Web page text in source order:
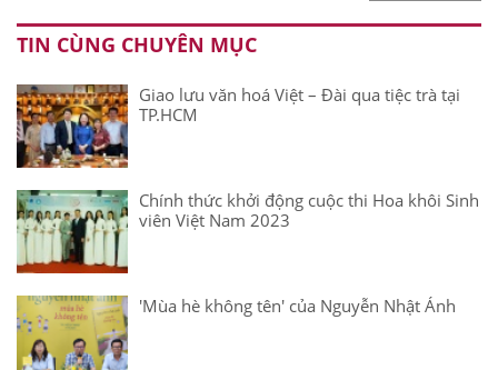
TIN CÙNG CHUYÊN MỤC
Giao lưu văn hoá Việt – Đài qua tiệc trà tại
TP.HCM
Chính thức khởi động cuộc thi Hoa khôi Sinh
viên Việt Nam 2023
'Mùa hè không tên' của Nguyễn Nhật Ánh